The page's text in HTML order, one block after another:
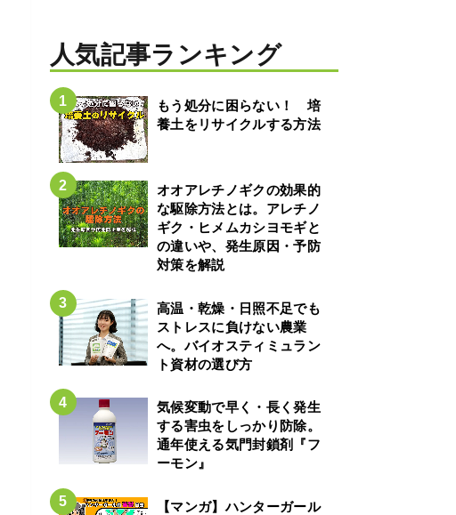
人気記事ランキング
もう処分に困らない！ 培
養土をリサイクルする方法
オオアレチノギクの効果的
な駆除方法とは。アレチノ
ギク・ヒメムカシヨモギと
の違いや、発生原因・予防
対策を解説
高温・乾燥・日照不足でも
ストレスに負けない農業
へ。バイオスティミュラン
ト資材の選び方
気候変動で早く・長く発生
する害虫をしっかり防除。
通年使える気門封鎖剤『フ
ーモン』
【マンガ】ハンターガール